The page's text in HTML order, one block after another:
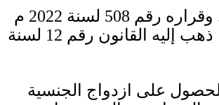
وقراره رقم 508 لسنة 2022 م
ذهب إليه القانون رقم 12 لسنة
على ازدواج الجنسية